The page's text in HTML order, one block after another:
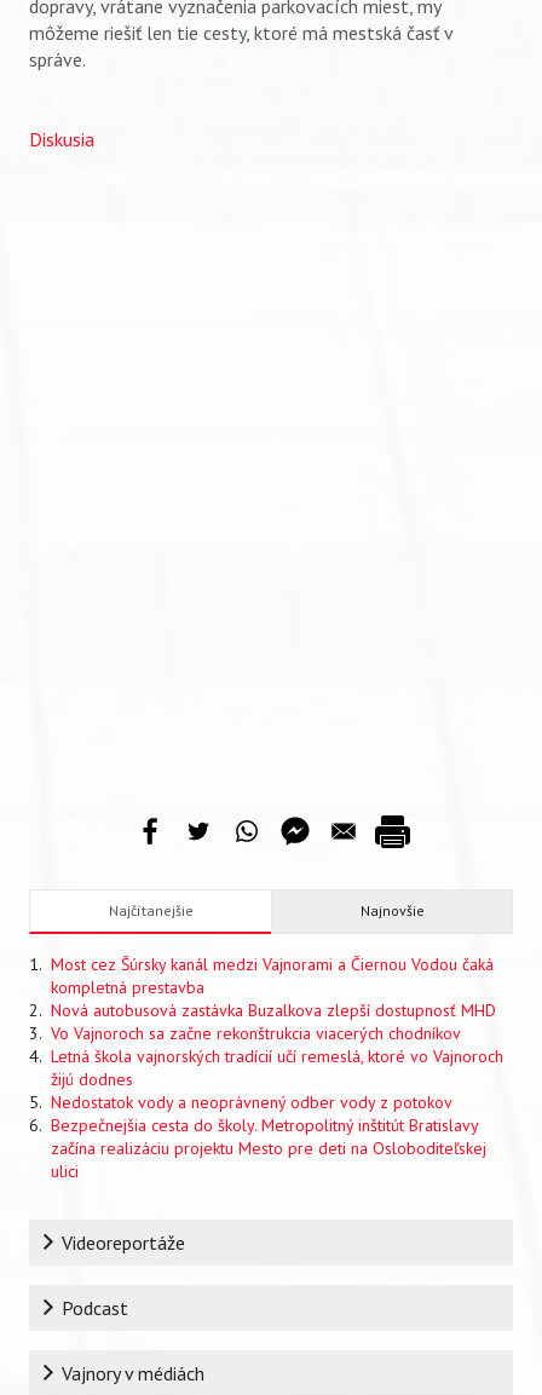
dopravy, vrátane vyznačenia parkovacích miest, my
môžeme riešiť len tie cesty, ktoré má mestská časť v
správe.
Diskusia
Najčítanejšie Najnovšie
Most cez Šúrsky kanál medzi Vajnorami a Čiernou Vodou čaká
kompletná prestavba
Nová autobusová zastávka Buzalkova zlepší dostupnosť MHD
Vo Vajnoroch sa začne rekonštrukcia viacerých chodníkov
Letná škola vajnorských tradícií učí remeslá, ktoré vo Vajnoroch
žijú dodnes
Nedostatok vody a neoprávnený odber vody z potokov
Bezpečnejšia cesta do školy. Metropolitný inštitút Bratislavy
začína realizáciu projektu Mesto pre deti na Osloboditeľskej
ulici
RubrikaVideoreportáže
Podcast
Vajnory v médiách